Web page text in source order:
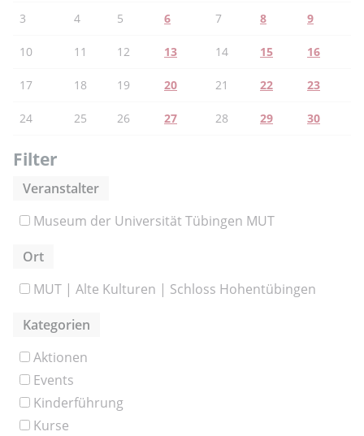
3 4 5 6 7 8 9
10 11 12 13 14 15 16
17 18 19 20 21 22 23
24 25 26 27 28 29 30
Filter
Veranstalter
Museum der Universität Tübingen MUT
Ort
MUT | Alte Kulturen | Schloss Hohentübingen
Kategorien
Aktionen
Events
Kinderführung
Kurse